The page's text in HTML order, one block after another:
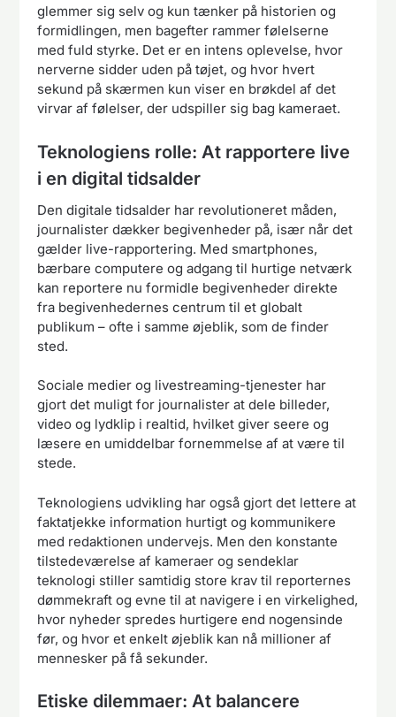
glemmer sig selv og kun tænker på historien og
formidlingen, men bagefter rammer følelserne
med fuld styrke. Det er en intens oplevelse, hvor
nerverne sidder uden på tøjet, og hvor hvert
sekund på skærmen kun viser en brøkdel af det
virvar af følelser, der udspiller sig bag kameraet.
Teknologiens rolle: At rapportere live
i en digital tidsalder
Den digitale tidsalder har revolutioneret måden,
journalister dækker begivenheder på, især når det
gælder live-rapportering. Med smartphones,
bærbare computere og adgang til hurtige netværk
kan reportere nu formidle begivenheder direkte
fra begivenhedernes centrum til et globalt
publikum – ofte i samme øjeblik, som de finder
sted.
Sociale medier og livestreaming-tjenester har
gjort det muligt for journalister at dele billeder,
video og lydklip i realtid, hvilket giver seere og
læsere en umiddelbar fornemmelse af at være til
stede.
Teknologiens udvikling har også gjort det lettere at
faktatjekke information hurtigt og kommunikere
med redaktionen undervejs. Men den konstante
tilstedeværelse af kameraer og sendeklar
teknologi stiller samtidig store krav til reporternes
dømmekraft og evne til at navigere i en virkelighed,
hvor nyheder spredes hurtigere end nogensinde
før, og hvor et enkelt øjeblik kan nå millioner af
mennesker på få sekunder.
Etiske dilemmaer: At balancere